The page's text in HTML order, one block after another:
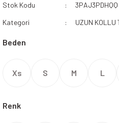
Swit
Stok Kodu
3PAJ3PDHQQ
Kategori
UZUN KOLLU
Beden
Xs S M L
Renk